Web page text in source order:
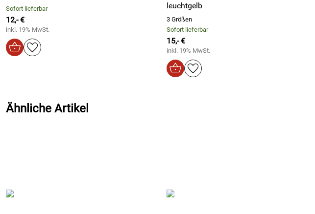
Sofort lieferbar
12,- €
inkl. 19% MwSt.
leuchtgelb
3 Größen
Sofort lieferbar
15,- €
inkl. 19% MwSt.
Ähnliche Artikel